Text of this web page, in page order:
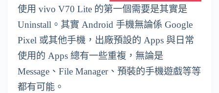
使用 vivo V70 Lite 的第一個需要是其實是
Uninstall。其實 Android 手機無論係 Google
Pixel 或其他手機，出廠預設的 Apps 與日常
使用的 Apps 總有一些重複，無論是
Message、File Manager、預裝的手機遊戲等等
都有可能。